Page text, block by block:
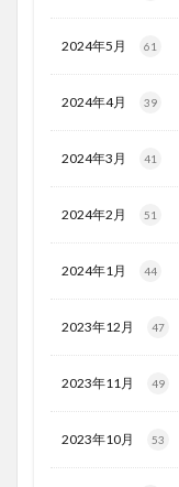
2024年5月 61
2024年4月 39
2024年3月 41
2024年2月 51
2024年1月 44
2023年12月 47
2023年11月 49
2023年10月 53